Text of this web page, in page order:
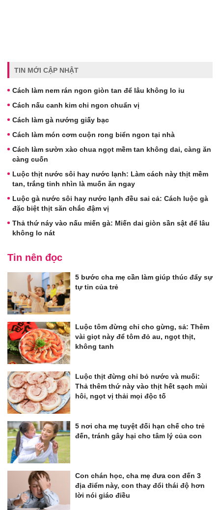
TIN MỚI CẬP NHẬT
Cách làm nem rán ngon giòn tan để lâu không lo ỉu
Cách nấu canh kim chi ngon chuẩn vị
Cách làm gà nướng giấy bạc
Cách làm món cơm cuộn rong biển ngon tại nhà
Cách làm sườn xào chua ngọt mềm tan không dai, càng ăn
càng cuốn
Luộc thịt nước sôi hay nước lạnh: Làm cách này thịt mềm
tan, trắng tinh nhìn là muốn ăn ngay
Luộc gà nước sôi hay nước lạnh đều sai cả: Cách luộc gà
đặc biệt thịt săn chắc đậm vị
Thả thứ náy vào nấu miến gà: Miến dai giòn sần sật để lâu
không lo nát
Tin nên đọc
5 bước cha mẹ cần làm giúp thúc đẩy sự
tự tin của trẻ
Luộc tôm đừng chỉ cho gừng, sả: Thêm
vài giọt này để tôm đỏ au, ngọt thịt,
không tanh
Luộc thịt đừng chỉ bỏ nước và muối:
Thả thêm thứ này vào thịt hết sạch mùi
hôi, ngọt vị thải mọi độc tố
5 nơi cha mẹ tuyệt đối hạn chế cho trẻ
đến, tránh gây hại cho tâm lý của con
Con chán học, cha mẹ đưa con đến 3
địa điểm này, con thay đổi thái độ hơn
lời nói giáo điều